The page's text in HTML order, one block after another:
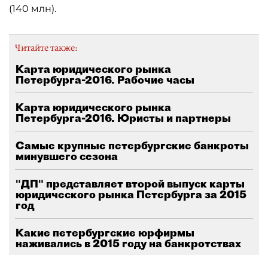
(140 млн).
Читайте также:
Карта юридического рынка
Петербурга-2016. Рабочие часы
Карта юридического рынка
Петербурга-2016. Юристы и партнеры
Самые крупные петербургские банкроты
минувшего сезона
"ДП" представляет второй выпуск карты
юридического рынка Петербурга за 2015
год
Какие петербургские юрфирмы
наживались в 2015 году на банкротствах